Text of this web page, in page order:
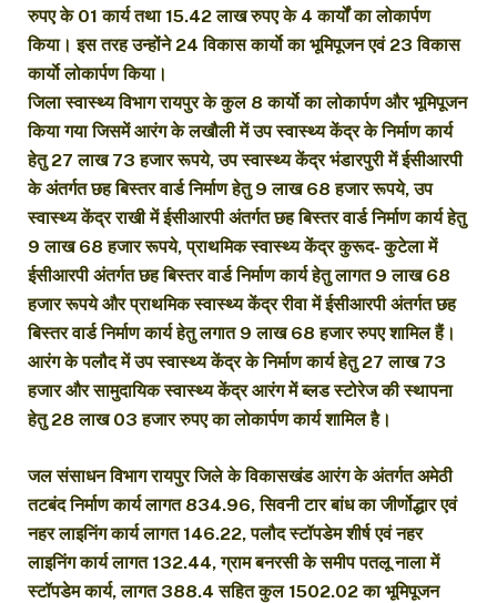
रुपए के 01 कार्य तथा 15.42 लाख रुपए के 4 कार्यों का लोकार्पण
किया। इस तरह उन्होंने 24 विकास कार्याे का भूमिपूजन एवं 23 विकास
कार्याे लोकार्पण किया।
जिला स्वास्थ्य विभाग रायपुर के कुल 8 कार्याे का लोकार्पण और भूमिपूजन
किया गया जिसमें आरंग के लखौली में उप स्वास्थ्य केंद्र के निर्माण कार्य
हेतु 27 लाख 73 हजार रूपये, उप स्वास्थ्य केंद्र भंडारपुरी में ईसीआरपी
के अंतर्गत छह बिस्तर वार्ड निर्माण हेतु 9 लाख 68 हजार रूपये, उप
स्वास्थ्य केंद्र राखी में ईसीआरपी अंतर्गत छह बिस्तर वार्ड निर्माण कार्य हेतु
9 लाख 68 हजार रूपये, प्राथमिक स्वास्थ्य केंद्र कुरूद- कुटेला में
ईसीआरपी अंतर्गत छह बिस्तर वार्ड निर्माण कार्य हेतु लागत 9 लाख 68
हजार रूपये और प्राथमिक स्वास्थ्य केंद्र रीवा में ईसीआरपी अंतर्गत छह
बिस्तर वार्ड निर्माण कार्य हेतु लगात 9 लाख 68 हजार रुपए शामिल हैं।
आरंग के पलौद में उप स्वास्थ्य केंद्र के निर्माण कार्य हेतु 27 लाख 73
हजार और सामुदायिक स्वास्थ्य केंद्र आरंग में ब्लड स्टोरेज की स्थापना
हेतु 28 लाख 03 हजार रुपए का लोकार्पण कार्य शामिल है।
जल संसाधन विभाग रायपुर जिले के विकासखंड आरंग के अंतर्गत अमेठी
तटबंद निर्माण कार्य लागत 834.96, सिवनी टार बांध का जीर्णोद्धार एवं
नहर लाइनिंग कार्य लागत 146.22, पलौद स्टॉपडेम शीर्ष एवं नहर
लाइनिंग कार्य लागत 132.44, ग्राम बनरसी के समीप पतलू नाला में
स्टॉपडेम कार्य, लागत 388.4 सहित कुल 1502.02 का भूमिपूजन